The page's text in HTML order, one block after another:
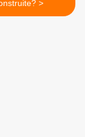
reconstruite? >